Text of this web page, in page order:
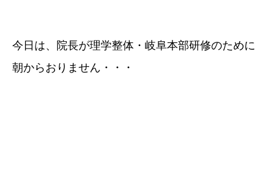
今日は、院長が理学整体・岐阜本部研修のために
朝からおりません・・・